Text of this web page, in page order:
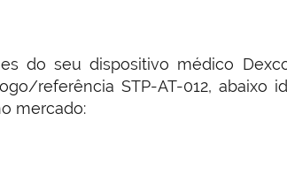
do seu dispositivo médico
referência STP-AT-012, abaixo
mercado: